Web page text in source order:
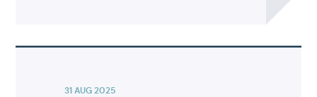
Voir
31 AUG 2025